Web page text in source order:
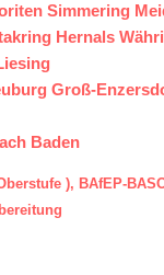
Simmering
Hernals
Groß-
Baden
), BAfEP-